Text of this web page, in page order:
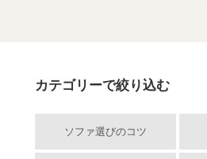
カテゴリーで絞り込む
ソファ選びのコツ